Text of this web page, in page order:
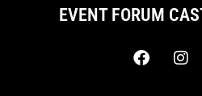
EVENT FORUM